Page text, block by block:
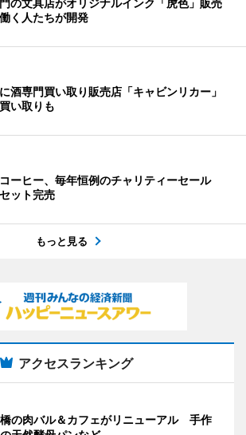
の文具店がオリジナルインク「虎色」販売
く人たちが開発
酒専門買い取り販売店「キャビンリカー」
い取りも
ーヒー、毎年恒例のチャリティーセール
ット完売
もっと見る
アクセスランキング
の肉バル＆カフェがリニューアル 手作